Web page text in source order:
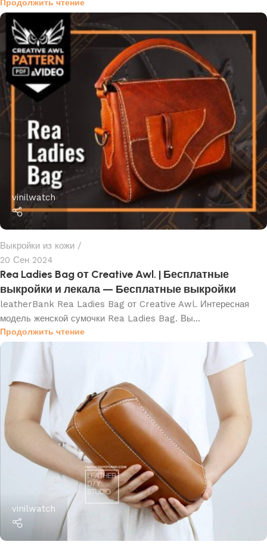
Продолжить чтение
vinilwatch
Выкройки из кожи
20 Сен 2024
Rea Ladies Bag от Creative Awl. | Бесплатные
выкройки и лекала — Бесплатные выкройки
leatherBank Rea Ladies Bag от Creative Awl. Интересная
модель женской сумочки Rea Ladies Bag. Вы...
Продолжить чтение
vinilwatch